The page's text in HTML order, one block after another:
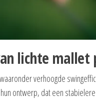
lichte mallet
verhoogde
ontwerp, dat een